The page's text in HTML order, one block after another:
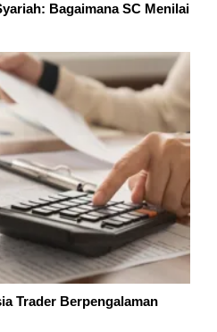
Bagaimana SC Menilai
Trader Berpengalaman